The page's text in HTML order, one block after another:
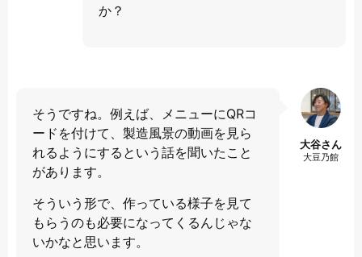
か？
そうですね。例えば、メニューにQRコ
ードを付けて、製造風景の動画を見ら
れるようにするという話を聞いたこと
があります。
そういう形で、作っている様子を見て
もらうのも必要になってくるんじゃな
いかなと思います。
大谷さん
大豆乃館